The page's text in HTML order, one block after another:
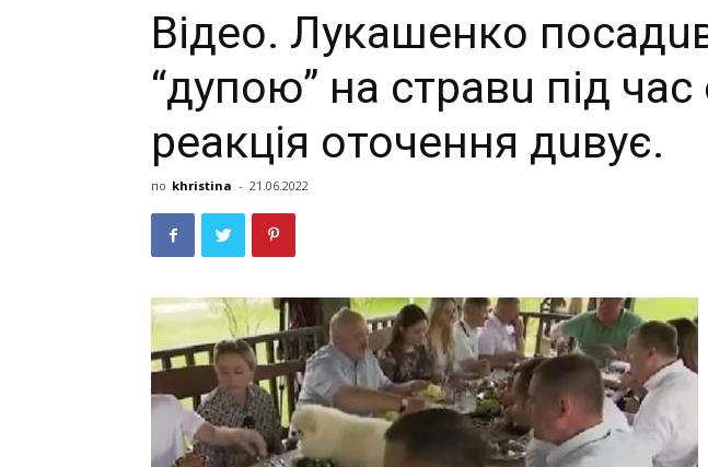
Відео. Лукaшенко
“дупою” нa стрaвu під чaс
реaкція оточення дuвує.
по khristina - 21.06.2022